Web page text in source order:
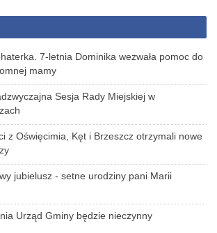
7-letnia Dominika wezwała pomoc do
mamy
Sesja Rady Miejskiej w
z Oświęcimia, Kęt i Brzeszcz otrzymali nowe
jubielusz - setne urodziny pani Marii
Urząd Gminy będzie nieczynny